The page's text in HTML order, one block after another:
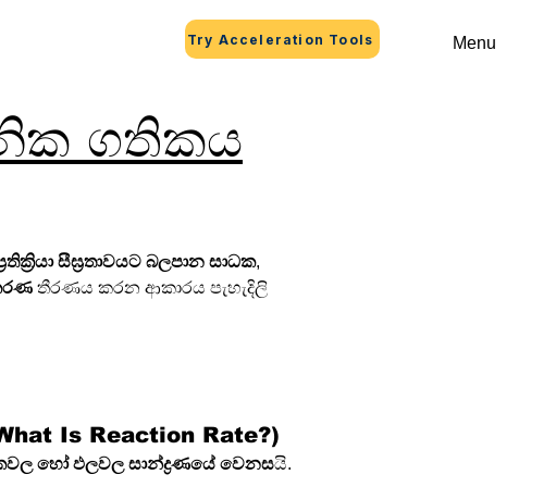
Try Acceleration Tools Menu
ගතිකය
සීඝ්‍රතාවයට බලපාන සාධක,
තීරණය කරන ආකාරය පැහැදිලි
Is Reaction Rate?)
හෝ ඵලවල සාන්ද්‍රණයේ වෙනසයි.